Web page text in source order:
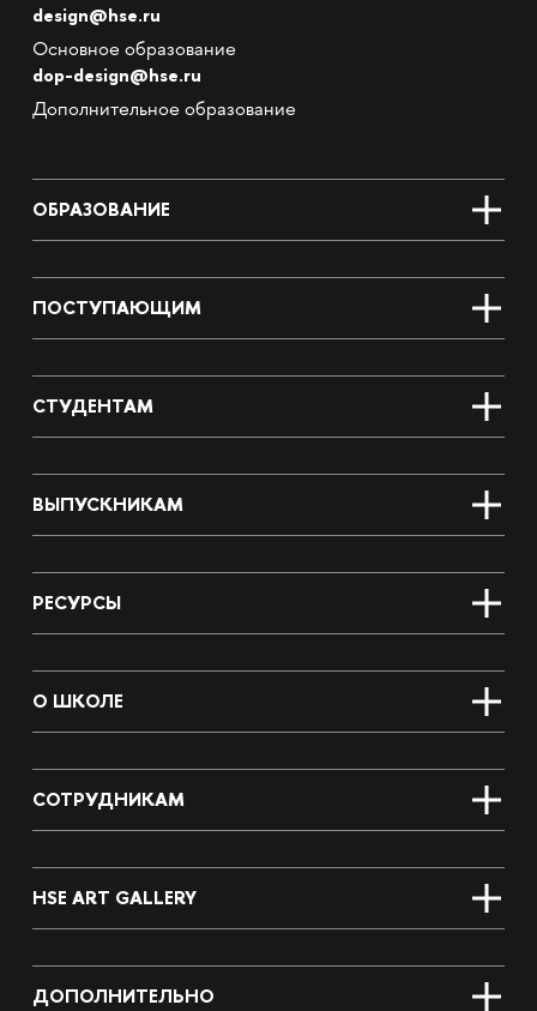
design@hse.ru
Основное образование
dop-design@hse.ru
Дополнительное образование
ОБРАЗОВАНИЕ
ПОСТУПАЮЩИМ
СТУДЕНТАМ
ВЫПУСКНИКАМ
РЕСУРСЫ
О ШКОЛЕ
СОТРУДНИКАМ
HSE ART GALLERY
ДОПОЛНИТЕЛЬНО